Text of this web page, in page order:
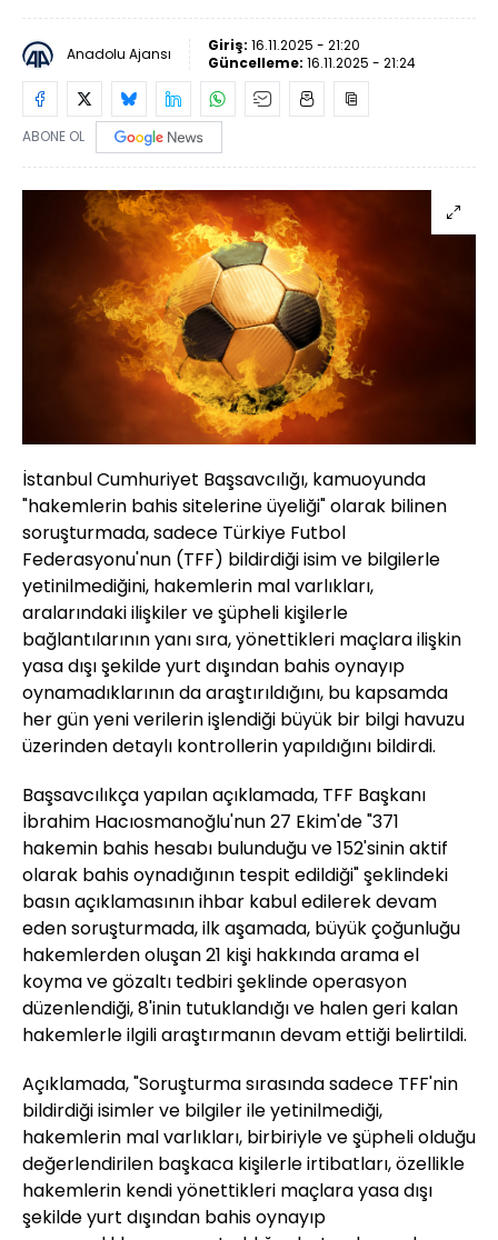
Anadolu Ajansı Giriş: 16.11.2025 - 21:20
Güncelleme: 16.11.2025 - 21:24
ABONE OL
İstanbul Cumhuriyet Başsavcılığı, kamuoyunda
"hakemlerin bahis sitelerine üyeliği" olarak bilinen
soruşturmada, sadece Türkiye Futbol
Federasyonu'nun (TFF) bildirdiği isim ve bilgilerle
yetinilmediğini, hakemlerin mal varlıkları,
aralarındaki ilişkiler ve şüpheli kişilerle
bağlantılarının yanı sıra, yönettikleri maçlara ilişkin
yasa dışı şekilde yurt dışından bahis oynayıp
oynamadıklarının da araştırıldığını, bu kapsamda
her gün yeni verilerin işlendiği büyük bir bilgi havuzu
üzerinden detaylı kontrollerin yapıldığını bildirdi.
Başsavcılıkça yapılan açıklamada, TFF Başkanı
İbrahim Hacıosmanoğlu'nun 27 Ekim'de "371
hakemin bahis hesabı bulunduğu ve 152'sinin aktif
olarak bahis oynadığının tespit edildiği" şeklindeki
basın açıklamasının ihbar kabul edilerek devam
eden soruşturmada, ilk aşamada, büyük çoğunluğu
hakemlerden oluşan 21 kişi hakkında arama el
koyma ve gözaltı tedbiri şeklinde operasyon
düzenlendiği, 8'inin tutuklandığı ve halen geri kalan
hakemlerle ilgili araştırmanın devam ettiği belirtildi.
Açıklamada, "Soruşturma sırasında sadece TFF'nin
bildirdiği isimler ve bilgiler ile yetinilmediği,
hakemlerin mal varlıkları, birbiriyle ve şüpheli olduğu
değerlendirilen başkaca kişilerle irtibatları, özellikle
hakemlerin kendi yönettikleri maçlara yasa dışı
şekilde yurt dışından bahis oynayıp